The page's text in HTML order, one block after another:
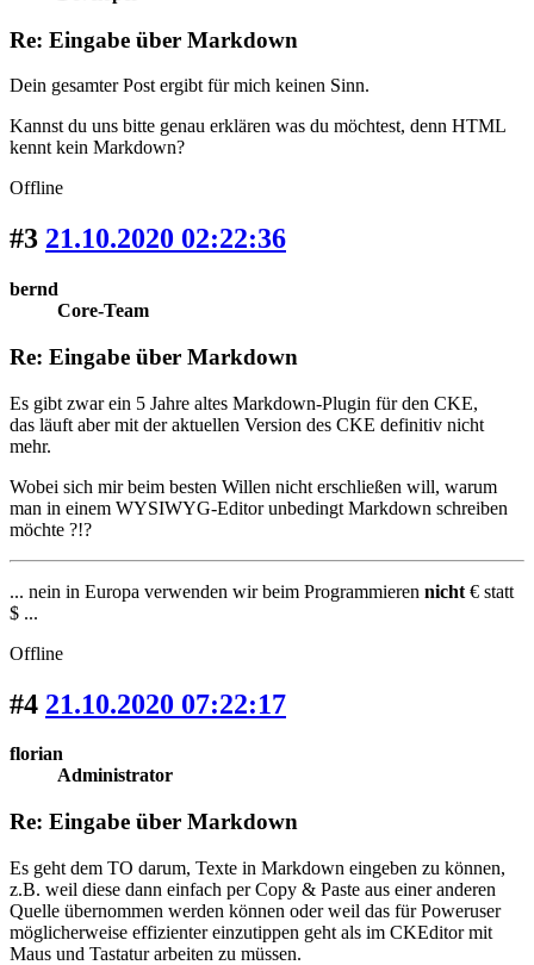
Re: Eingabe über Markdown
Dein gesamter Post ergibt für mich keinen Sinn.
Kannst du uns bitte genau erklären was du möchtest, denn HTML
kennt kein Markdown?
Offline
#3 21.10.2020 02:22:36
bernd
Core-Team
Re: Eingabe über Markdown
Es gibt zwar ein 5 Jahre altes Markdown-Plugin für den CKE,
das läuft aber mit der aktuellen Version des CKE definitiv nicht
mehr.
Wobei sich mir beim besten Willen nicht erschließen will, warum
man in einem WYSIWYG-Editor unbedingt Markdown schreiben
möchte ?!?
... nein in Europa verwenden wir beim Programmieren nicht € statt
$ ...
Offline
#4 21.10.2020 07:22:17
florian
Administrator
Re: Eingabe über Markdown
Es geht dem TO darum, Texte in Markdown eingeben zu können,
z.B. weil diese dann einfach per Copy & Paste aus einer anderen
Quelle übernommen werden können oder weil das für Poweruser
möglicherweise effizienter einzutippen geht als im CKEditor mit
Maus und Tastatur arbeiten zu müssen.